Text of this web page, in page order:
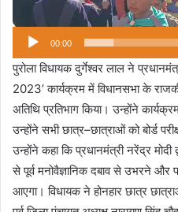
00:00
पुरोला विधायक दुर्गेश्वर लाल ने
2023’ कार्यक्रम में विधानसभा के
अतिथि प्रतिभाग किया। उन्होंने
उन्होंने सभी छात्र–छात्राओं को बोर्ड
उन्होंने कहा कि प्रधानमंत्री नरेंद्र मोदी
से पूर्व मनोवैज्ञानिक दबाव से उभरने और
आएगा। विधायक ने होनहार छात्र